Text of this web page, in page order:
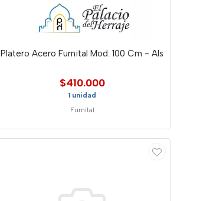
Platero Acero Furnital Mod: 100 Cm - Als
$410.000
1 unidad
Furnital